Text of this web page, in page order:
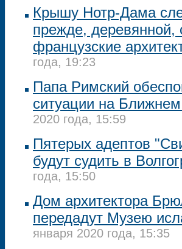
Крышу Нотр-Дама
прежде, деревянной,
французские
года, 19:23
Папа Римский
ситуации на
2020 года, 15:59
Пятерых адептов
будут судить в
года, 15:50
Дом архитектора
передадут Музею
января 2020 года, 15:35